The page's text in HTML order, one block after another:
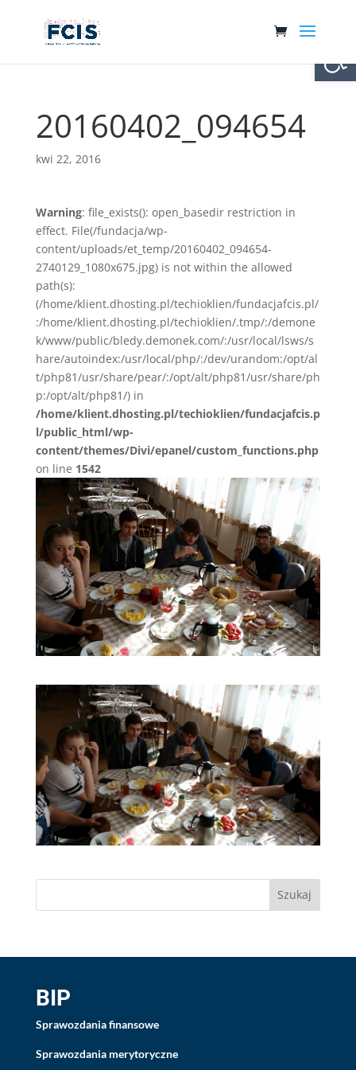
20160402_094654
kwi 22, 2016
Warning: file_exists(): open_basedir restriction in
effect. File(/fundacja/wp-
content/uploads/et_temp/20160402_094654-
2740129_1080x675.jpg) is not within the allowed
path(s):
(/home/klient.dhosting.pl/techioklien/fundacjafcis.pl/
:/home/klient.dhosting.pl/techioklien/.tmp/:/demone
k/www/public/bledy.demonek.com/:/usr/local/lsws/s
hare/autoindex:/usr/local/php/:/dev/urandom:/opt/al
t/php81/usr/share/pear/:/opt/alt/php81/usr/share/ph
p:/opt/alt/php81/) in
/home/klient.dhosting.pl/techioklien/fundacjafcis.p
l/public_html/wp-
content/themes/Divi/epanel/custom_functions.php
on line 1542
BIP
Sprawozdania finansowe
Sprawozdania merytoryczne